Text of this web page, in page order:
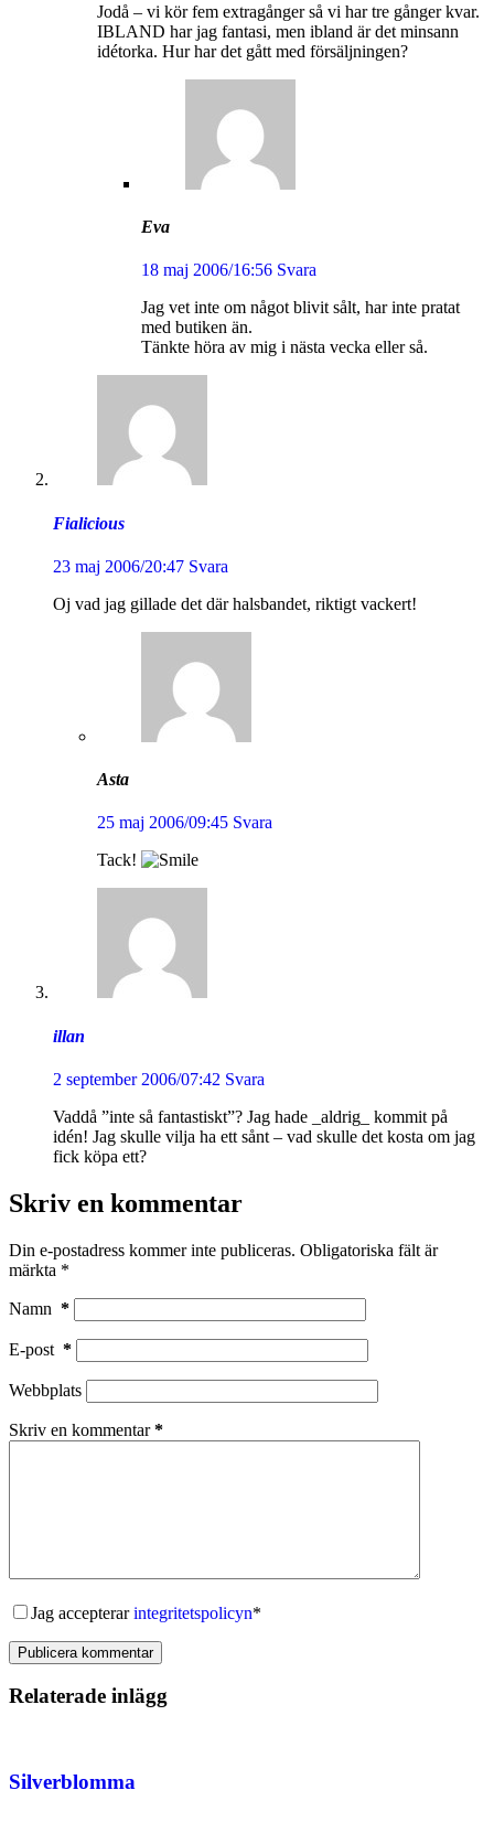
Jodå – vi kör fem extragånger så vi har tre gånger kvar.
IBLAND har jag fantasi, men ibland är det minsann
idétorka. Hur har det gått med försäljningen?
Eva
18 maj 2006/16:56 Svara
Jag vet inte om något blivit sålt, har inte pratat
med butiken än.
Tänkte höra av mig i nästa vecka eller så.
Fialicious
23 maj 2006/20:47 Svara
Oj vad jag gillade det där halsbandet, riktigt vackert!
Asta
25 maj 2006/09:45 Svara
Tack!
illan
2 september 2006/07:42 Svara
Vaddå ”inte så fantastiskt”? Jag hade _aldrig_ kommit på
idén! Jag skulle vilja ha ett sånt – vad skulle det kosta om jag
fick köpa ett?
Skriv en kommentar
Din e-postadress kommer inte publiceras. Obligatoriska fält är
märkta *
Namn *
E-post *
Webbplats
Skriv en kommentar*
Jag accepterarintegritetspolicyn*
Publicera kommentar
Relaterade inlägg
Silverblomma